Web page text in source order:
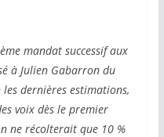
mandat successif aux
à Julien Gabarron du
dernières estimations,
voix dès le premier
ne récolterait que 10 %